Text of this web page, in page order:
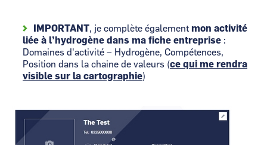
IMPORTANT, je complète également mon activité
liée à l’hydrogène dans ma fiche entreprise :
Domaines d'activité – Hydrogène, Compétences,
Position dans la chaine de valeurs (ce qui me rendra
visible sur la cartographie)
Image